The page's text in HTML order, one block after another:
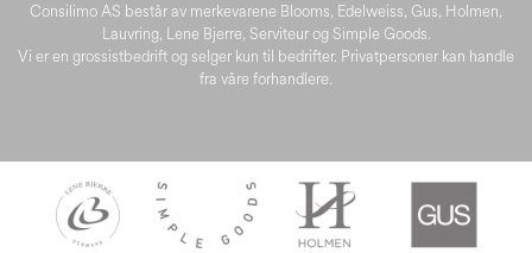
Consilimo AS består av merkevarene Blooms, Edelweiss, Gus, Holmen,
Lauvring, Lene Bjerre, Serviteur og Simple Goods.
Vi er en grossistbedrift og selger kun til bedrifter. Privatpersoner kan handle
fra våre forhandlere.